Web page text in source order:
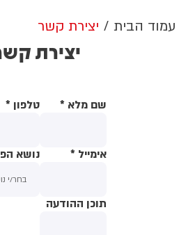
עמוד הבית יצירת קשר
יצירת
שם מלא * טלפון *
אימייל * נושא
תוכן ההודעה